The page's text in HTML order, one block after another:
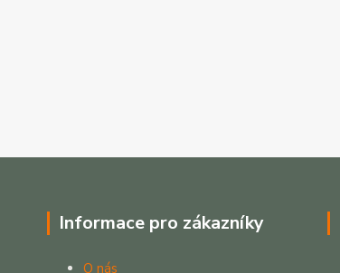
Informace pro zákazníky
O nás